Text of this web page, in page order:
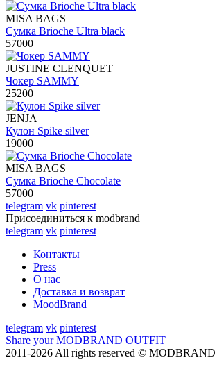
MISA BAGS
Сумка Brioche Ultra black
57000
JUSTINE CLENQUET
Чокер SAMMY
25200
JENJA
Кулон Spike silver
19000
MISA BAGS
Сумка Brioche Chocolate
57000
telegram vk pinterest
Присоединиться к modbrand
telegram vk pinterest
Контакты
Press
О нас
Доставка и возврат
MoodBrand
telegram vk pinterest
Share your MODBRAND OUTFIT
2011-2026 All rights reserved © MODBRAND